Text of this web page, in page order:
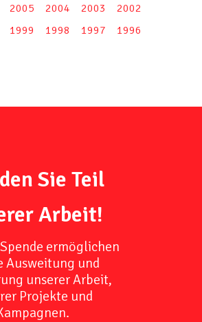
2005 2004 2003
2002
1999 1998 1997 1996
Sie Teil
Arbeit!
ermöglichen
Ausweitung und
unserer Arbeit,
Projekte und